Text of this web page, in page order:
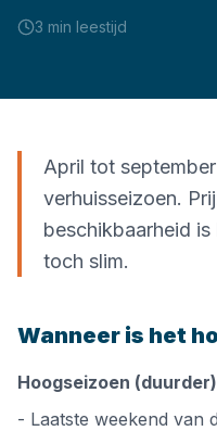
3 min leestijd
April tot
verhuisseizoen.
beschikbaarheid
toch slim.
Wanneer is het
Hoogseizoen
- Laatste weekend van